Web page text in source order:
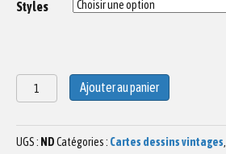
Styles
quantité
de
postale
GAME,
Ajouter au panier
UGS : NDCatégories : Cartes dessins vintages,